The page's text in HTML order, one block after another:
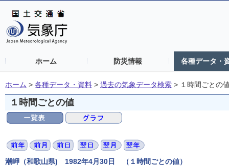
ホーム 防災情報 各種データ・
ホーム > 各種データ・資料 > 過去の気象データ検索 > １時間ごとの
１時間ごとの値
潮岬（和歌山県) 1982年4月30日 （１時間ごとの値）